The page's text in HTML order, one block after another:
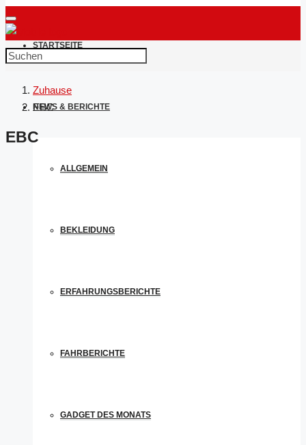
STARTSEITE
NEWS & BERICHTE
ALLGEMEIN
BEKLEIDUNG
ERFAHRUNGSBERICHTE
FAHRBERICHTE
GADGET DES MONATS
Zuhause
EBC
EBC